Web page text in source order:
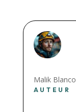
Malik Blanco
AUTEUR